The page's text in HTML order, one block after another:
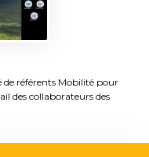
de référents Mobilité pour
des collaborateurs des